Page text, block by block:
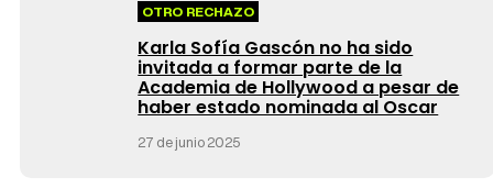
OTRO RECHAZO
Karla Sofía Gascón no ha sido
invitada a formar parte de la
Academia de Hollywood a pesar de
haber estado nominada al Oscar
27 de junio 2025